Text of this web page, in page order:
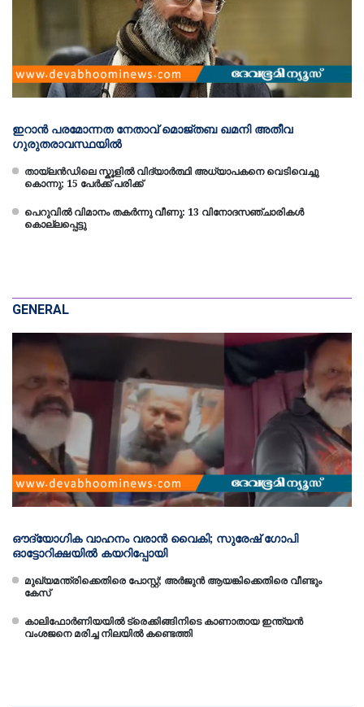
ഇറാന്‍ പരമോന്നത നേതാവ് മൊജ്തബ ഖമനി അതീവ
ഗുരുതരാവസ്ഥയില്‍
തായ്‌ലൻഡിലെ സ്കൂളിൽ‌ വിദ്യാർത്ഥി അധ്യാപകനെ വെടിവെച്ചു
കൊന്നു; 15 പേർക്ക് പരിക്ക്
പെറുവിൽ വിമാനം തകർന്നു വീണു: 13 വിനോദസഞ്ചാരികൾ
കൊല്ലപ്പെട്ടു
GENERAL
ഔദ്യോഗിക വാഹനം വരാന്‍ വൈകി; സുരേഷ് ഗോപി
ഓട്ടോറിക്ഷയിൽ കയറിപ്പോയി
മുഖ്യമന്ത്രിക്കെതിരെ പോസ്റ്റ്; അർജുൻ ആയങ്കിക്കെതിരെ വീണ്ടും
കേസ്
കാലിഫോര്‍ണിയയില്‍ ട്രെക്കിങ്ങിനിടെ കാണാതായ ഇന്ത്യന്‍
വംശജനെ മരിച്ച നിലയില്‍ കണ്ടെത്തി